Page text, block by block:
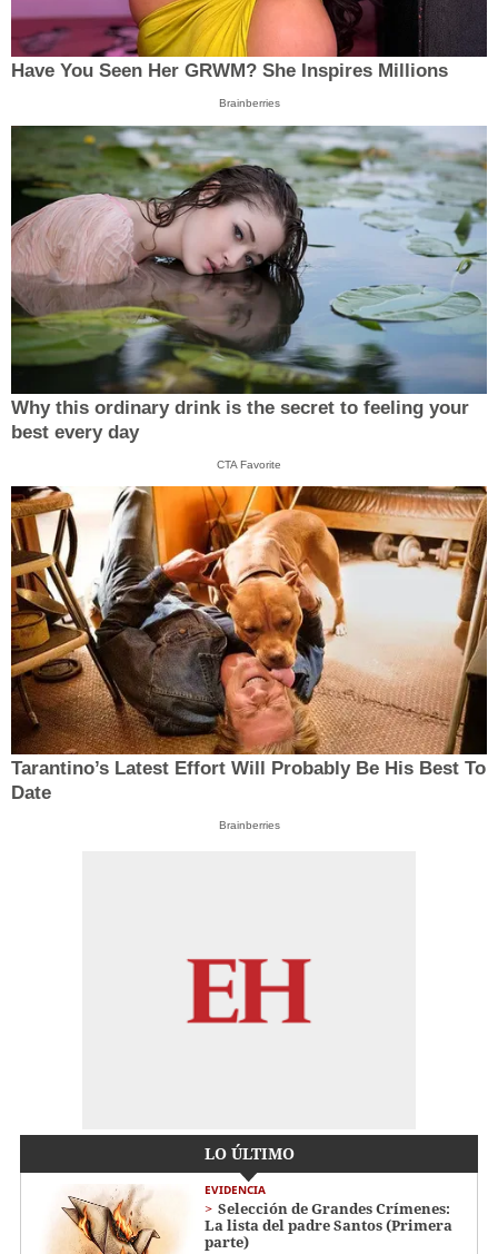
Have You Seen Her GRWM? She Inspires Millions
Brainberries
Why this ordinary drink is the secret to feeling your
best every day
CTA Favorite
Tarantino’s Latest Effort Will Probably Be His Best To
Date
Brainberries
LO ÚLTIMO
EVIDENCIA
Selección de Grandes Crímenes:
La lista del padre Santos (Primera
parte)